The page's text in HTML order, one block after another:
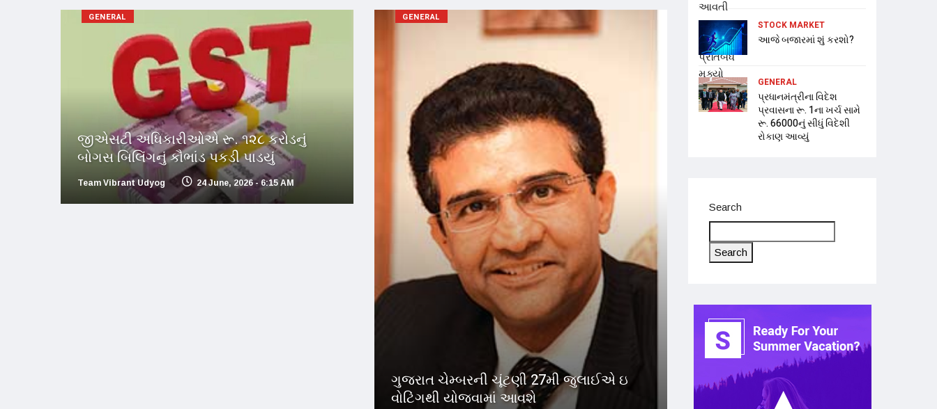
GENERAL
જીએસટી અધિકારીઓએ રૂ. ૧૨૮ કરોડનું
બોગસ બિલિંગનું કૌભાંડ પકડી પાડયું
Team Vibrant Udyog 24 June, 2026 - 6:15 AM
GENERAL
ગુજરાત ચેમ્બરની ચૂંટણી 27મી જુલાઈએ ઇ
વોટિંગથી યોજવામાં આવશે
STOCK MARKET
આજે બજારમાં શું કરશો?
GENERAL
પ્રધાનમંત્રીના વિદેશ
પ્રવાસના રૂ. 1ના ખર્ચ સામે
રૂ. 66000નું સીધું વિદેશી
રોકાણ આવ્યું
Search
Search